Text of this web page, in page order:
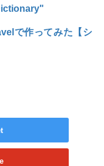
で作ってみた【シ